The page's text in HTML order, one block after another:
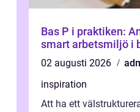
Bas P i praktiken:
smart arbetsmiljö i
02 augusti 2026
inspiration
Att ha ett